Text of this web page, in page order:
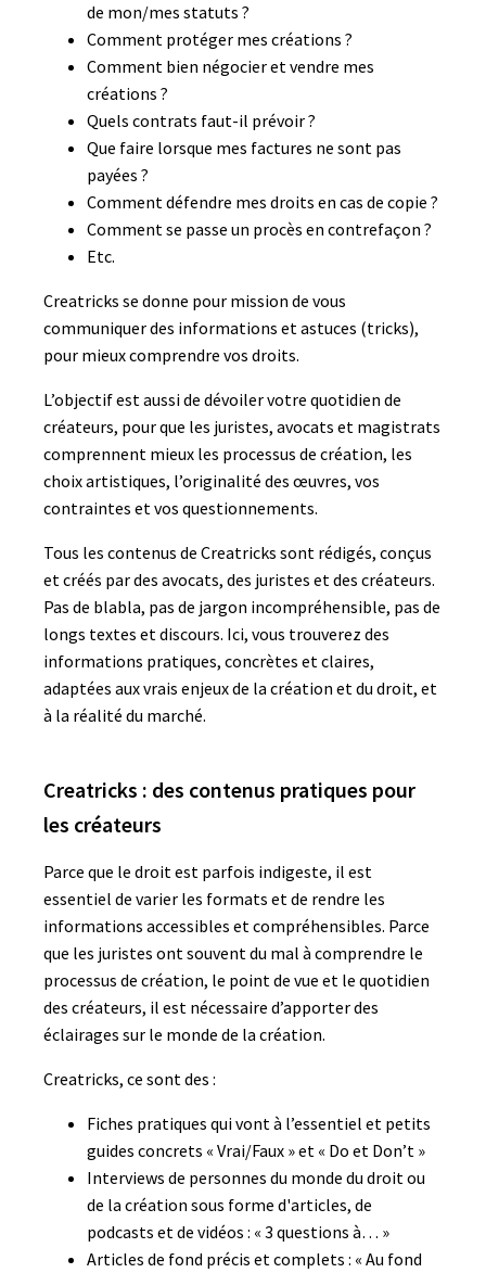
de mon/mes statuts ?
Comment protéger mes créations ?
Comment bien négocier et vendre mes
créations ?
Quels contrats faut-il prévoir ?
Que faire lorsque mes factures ne sont pas
payées ?
Comment défendre mes droits en cas de copie ?
Comment se passe un procès en contrefaçon ?
Etc.
Creatricks se donne pour mission de vous
communiquer des informations et astuces (tricks),
pour mieux comprendre vos droits.
L’objectif est aussi de dévoiler votre quotidien de
créateurs, pour que les juristes, avocats et magistrats
comprennent mieux les processus de création, les
choix artistiques, l’originalité des œuvres, vos
contraintes et vos questionnements.
Tous les contenus de Creatricks sont rédigés, conçus
et créés par des avocats, des juristes et des créateurs.
Pas de blabla, pas de jargon incompréhensible, pas de
longs textes et discours. Ici, vous trouverez des
informations pratiques, concrètes et claires,
adaptées aux vrais enjeux de la création et du droit, et
à la réalité du marché.
Creatricks : des contenus pratiques pour
les créateurs
Parce que le droit est parfois indigeste, il est
essentiel de varier les formats et de rendre les
informations accessibles et compréhensibles. Parce
que les juristes ont souvent du mal à comprendre le
processus de création, le point de vue et le quotidien
des créateurs, il est nécessaire d’apporter des
éclairages sur le monde de la création.
Creatricks, ce sont des :
Fiches pratiques qui vont à l’essentiel et petits
guides concrets « Vrai/Faux » et « Do et Don’t »
Interviews de personnes du monde du droit ou
de la création sous forme d'articles, de
podcasts et de vidéos : « 3 questions à… »
Articles de fond précis et complets : « Au fond